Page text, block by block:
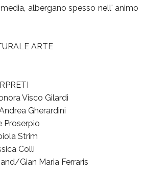
albergano spesso nell' animo
ARTE
Visco Gilardi
Gherardini
Proserpio
Strim
Colli
Gian Maria Ferraris